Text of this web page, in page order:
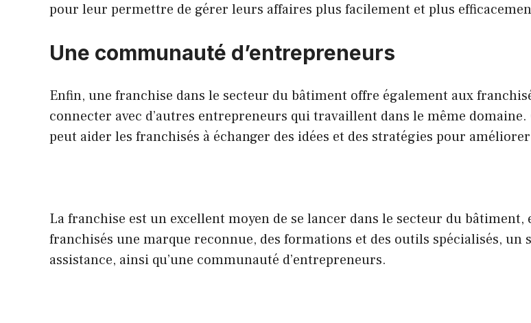
pour leur permettre de gérer leurs affaires plus facilement et plus
Une communauté d’entrepreneurs
Enfin, une franchise dans le secteur du bâtiment offre également aux
connecter avec d’autres entrepreneurs qui travaillent dans le même
peut aider les franchisés à échanger des idées et des stratégies pour
La franchise est un excellent moyen de se lancer dans le secteur du bâtiment,
franchisés une marque reconnue, des formations et des outils spécialisés, un
assistance, ainsi qu’une communauté d’entrepreneurs.